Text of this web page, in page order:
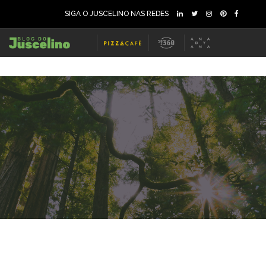
SIGA O JUSCELINO NAS REDES